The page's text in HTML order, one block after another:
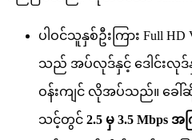
ပ ဝငသနစဦ က Full HD
သည အပလဒနင ဒ ငလဒ
ဝနကင လအပသည။ ခ
သငတင 2.5 မ 3.5 Mbps အ